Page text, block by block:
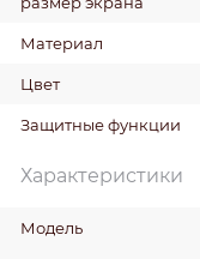
Материал
Цвет
Защитные функции
Характеристики
Модель